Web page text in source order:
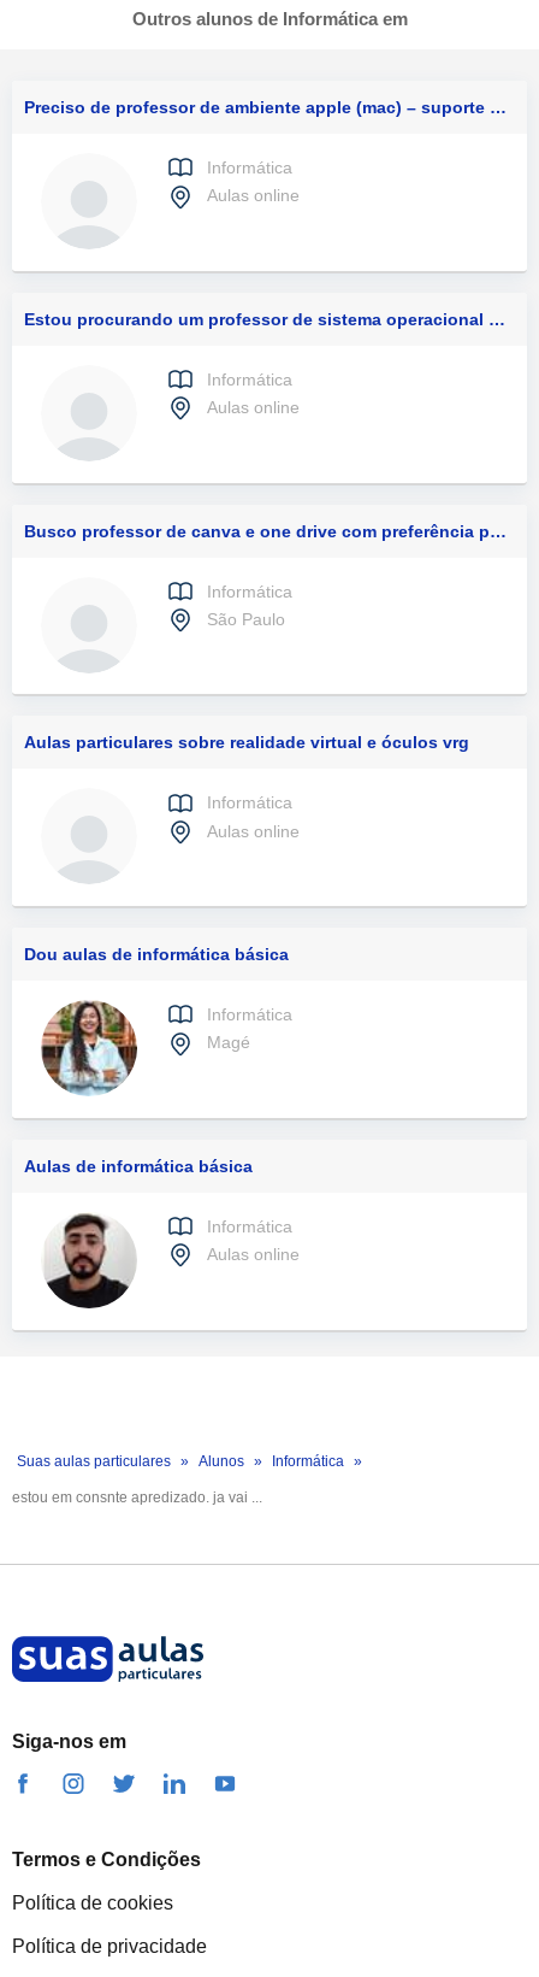
Outros alunos de Informática em
Preciso de professor de ambiente apple (mac) – suporte prático
Informática
Aulas online
Estou procurando um professor de sistema operacional mac ios
Informática
Aulas online
Busco professor de canva e one drive com preferência para aulas presenciais
Informática
São Paulo
Aulas particulares sobre realidade virtual e óculos vrg
Informática
Aulas online
Dou aulas de informática básica
Informática
Magé
Aulas de informática básica
Informática
Aulas online
Suas aulas particulares Alunos Informática
estou em consnte apredizado. ja vai ...
Siga-nos em
Termos e Condições
Política de cookies
Política de privacidade